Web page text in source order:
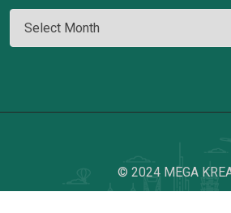
© 2024 MEGA